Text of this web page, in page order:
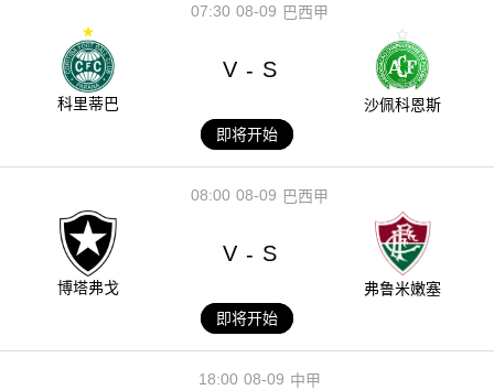
08-09
07:30 巴西甲
科里蒂巴
V - S
沙佩科恩斯
即将开始
08-09
08:00 巴西甲
博塔弗戈
V - S
弗鲁米嫩塞
即将开始
08-09
18:00 中甲